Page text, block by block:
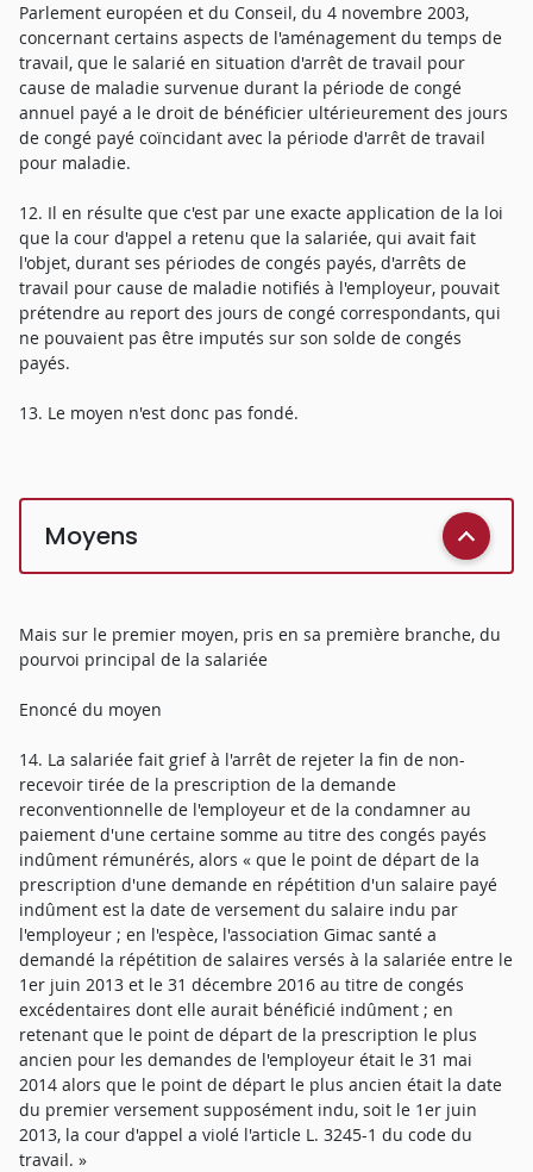
Parlement européen et du Conseil, du 4 novembre 2003,
concernant certains aspects de l'aménagement du temps de
travail, que le salarié en situation d'arrêt de travail pour
cause de maladie survenue durant la période de congé
annuel payé a le droit de bénéficier ultérieurement des jours
de congé payé coïncidant avec la période d'arrêt de travail
pour maladie.
12. Il en résulte que c'est par une exacte application de la loi
que la cour d'appel a retenu que la salariée, qui avait fait
l'objet, durant ses périodes de congés payés, d'arrêts de
travail pour cause de maladie notifiés à l'employeur, pouvait
prétendre au report des jours de congé correspondants, qui
ne pouvaient pas être imputés sur son solde de congés
payés.
13. Le moyen n'est donc pas fondé.
Moyens
Mais sur le premier moyen, pris en sa première branche, du
pourvoi principal de la salariée
Enoncé du moyen
14. La salariée fait grief à l'arrêt de rejeter la fin de non-
recevoir tirée de la prescription de la demande
reconventionnelle de l'employeur et de la condamner au
paiement d'une certaine somme au titre des congés payés
indûment rémunérés, alors « que le point de départ de la
prescription d'une demande en répétition d'un salaire payé
indûment est la date de versement du salaire indu par
l'employeur ; en l'espèce, l'association Gimac santé a
demandé la répétition de salaires versés à la salariée entre le
1er juin 2013 et le 31 décembre 2016 au titre de congés
excédentaires dont elle aurait bénéficié indûment ; en
retenant que le point de départ de la prescription le plus
ancien pour les demandes de l'employeur était le 31 mai
2014 alors que le point de départ le plus ancien était la date
du premier versement supposément indu, soit le 1er juin
2013, la cour d'appel a violé l'article L. 3245-1 du code du
travail. »